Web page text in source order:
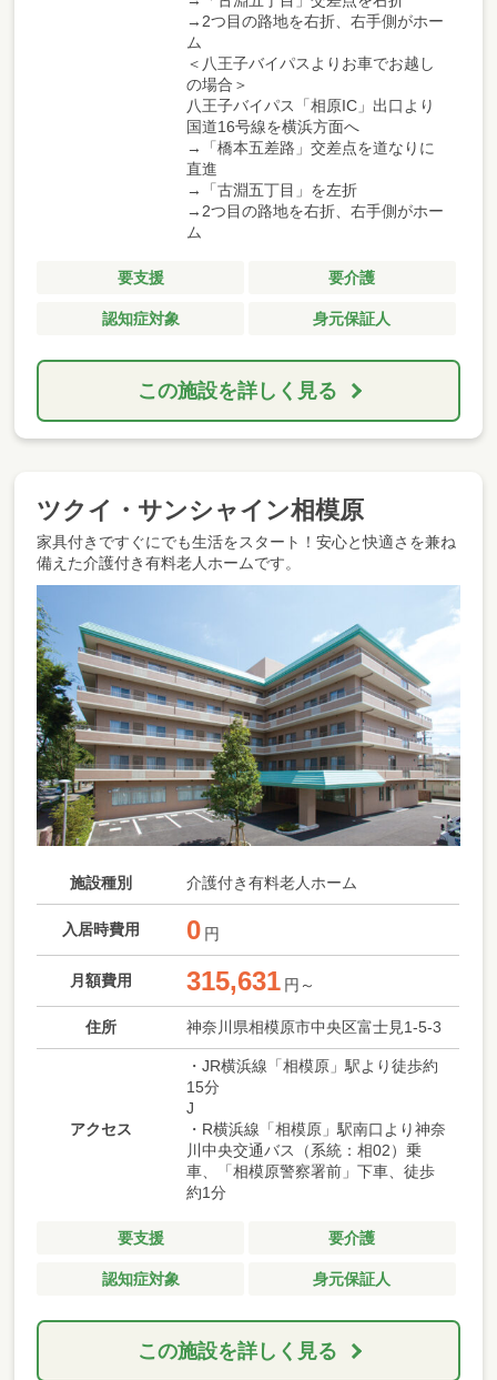
→2つ目の路地を右折、右手側がホー
ム
＜八王子バイパスよりお車でお越し
の場合＞
八王子バイパス「相原IC」出口より
国道16号線を横浜方面へ
→「橋本五差路」交差点を道なりに
直進
→「古淵五丁目」を左折
→2つ目の路地を右折、右手側がホー
ム
要支援 要介護
認知症対象 身元保証人
この施設を詳しく見る
ツクイ・サンシャイン相模原
家具付きですぐにでも生活をスタート！安心と快適さを兼ね
備えた介護付き有料老人ホームです。
施設種別 介護付き有料老人ホーム
入居時費用 0 円
月額費用 315,631 円～
住所 神奈川県相模原市中央区富士見1-5-3
アクセス
・JR横浜線「相模原」駅より徒歩約
15分
J
・R横浜線「相模原」駅南口より神奈
川中央交通バス（系統：相02）乗
車、「相模原警察署前」下車、徒歩
約1分
要支援 要介護
認知症対象 身元保証人
この施設を詳しく見る